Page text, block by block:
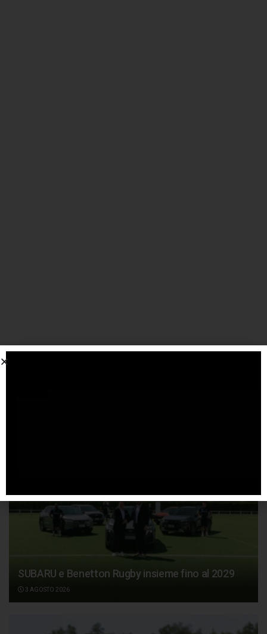
SUBARU e Benetton Rugby insieme fino al 2029
3 AGOSTO 2026